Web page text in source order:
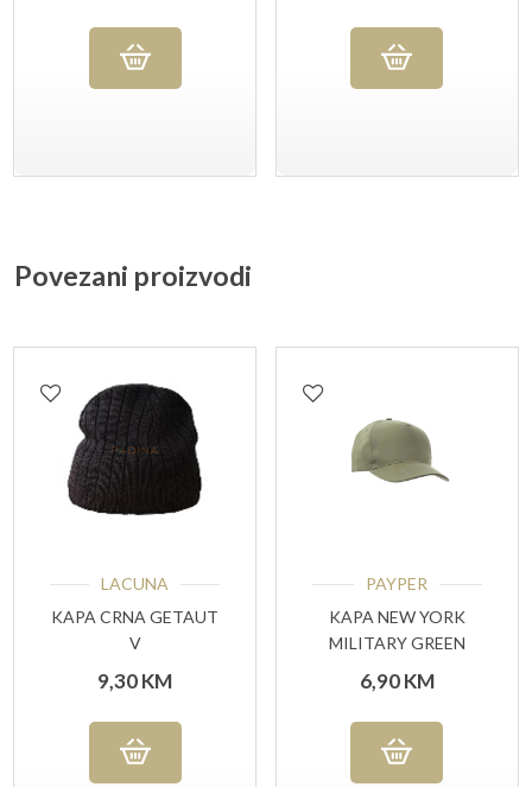
Povezani proizvodi
LACUNA
KAPA CRNA GETAUT
V
9,30KM
PAYPER
KAPA NEW YORK
MILITARY GREEN
6,90KM